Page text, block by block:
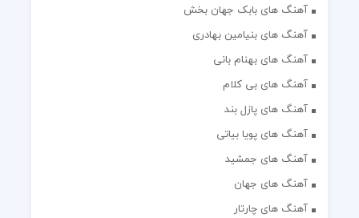
آهنگ های بابک جهان بخش
آهنگ های بنیامین بهادری
آهنگ های بهنام بانی
آهنگ های بی کلام
آهنگ های پازل بند
آهنگ های پویا بیاتی
آهنگ های جمشید
آهنگ های جهان
آهنگ های چارتار